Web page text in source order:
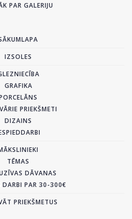
PAR GALERIJU
IZSOLES
GRAFIKA
PRIEKŠMETI
DIZAINS
TĒMAS
DĀVANAS
DARBI PAR 30-300€
PRIEKŠMETUS